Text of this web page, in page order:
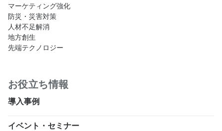
マーケティング強化
防災・災害対策
人材不足解消
地方創生
先端テクノロジー
お役立ち情報
導入事例
イベント・セミナー